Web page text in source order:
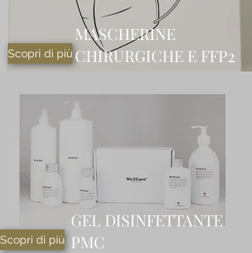
Scopri di più
MASCHERINE
CHIRURGICHE E FFP2
Scopri di più
GEL DISINFETTANTE
PMC